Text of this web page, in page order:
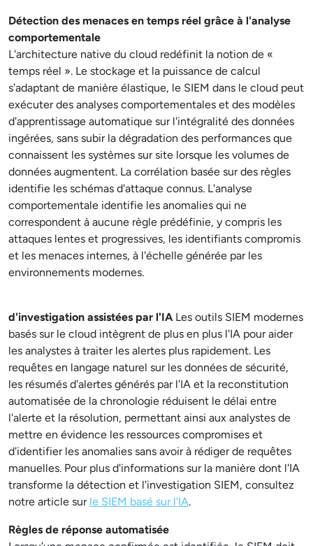
Détection des menaces en temps réel grâce à l'analyse
comportementale
L'architecture native du cloud redéfinit la notion de «
temps réel ». Le stockage et la puissance de calcul
s'adaptant de manière élastique, le SIEM dans le cloud peut
exécuter des analyses comportementales et des modèles
d'apprentissage automatique sur l'intégralité des données
ingérées, sans subir la dégradation des performances que
connaissent les systèmes sur site lorsque les volumes de
données augmentent. La corrélation basée sur des règles
identifie les schémas d'attaque connus. L'analyse
comportementale identifie les anomalies qui ne
correspondent à aucune règle prédéfinie, y compris les
attaques lentes et progressives, les identifiants compromis
et les menaces internes, à l'échelle générée par les
environnements modernes.
d'investigation assistées par l'IALes outils SIEM modernes
basés sur le cloud intègrent de plus en plus l'IA pour aider
les analystes à traiter les alertes plus rapidement. Les
requêtes en langage naturel sur les données de sécurité,
les résumés d'alertes générés par l'IA et la reconstitution
automatisée de la chronologie réduisent le délai entre
l'alerte et la résolution, permettant ainsi aux analystes de
mettre en évidence les ressources compromises et
d'identifier les anomalies sans avoir à rédiger de requêtes
manuelles. Pour plus d'informations sur la manière dont l'IA
transforme la détection et l'investigation SIEM, consultez
notre article sur le SIEM basé sur l'IA.
Règles de réponse automatisée